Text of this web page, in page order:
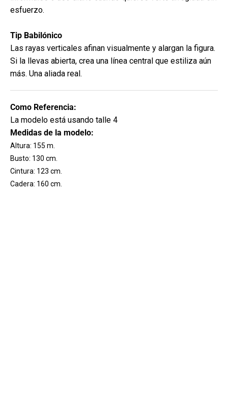
esfuerzo.
Tip Babilónico
Las rayas verticales afinan visualmente y alargan la figura.
Si la llevas abierta, crea una línea central que estiliza aún
más. Una aliada real.
Como Referencia:
La modelo está usando talle 4
Medidas de la modelo:
Altura: 155 m.
Busto: 130 cm.
Cintura: 123 cm.
Cadera: 160 cm.